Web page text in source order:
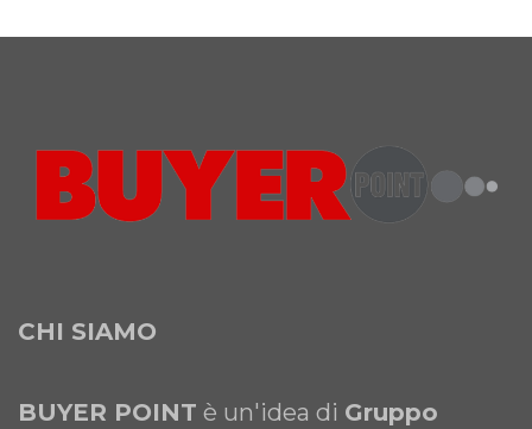
CHI SIAMO
BUYER POINT è un'idea di Gruppo